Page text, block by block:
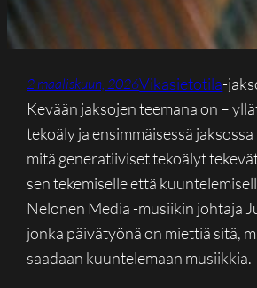
2 maaliskuun, 2026Vikasietotila-
Kevään jaksojen teemana on –
tekoäly ja ensimmäisessä
mitä generatiiviset tekoälyt
sen tekemiselle että
Nelonen Media -musiikin johtaja
jonka päivätyönä on miettiä sitä,
saadaan kuuntelemaan musiikkia.